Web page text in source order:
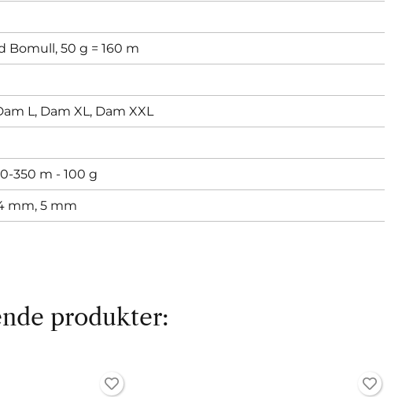
Bomull, 50 g = 160 m
L, Dam XL, Dam XXL
350 m - 100 g
mm, 5 mm
produkter: